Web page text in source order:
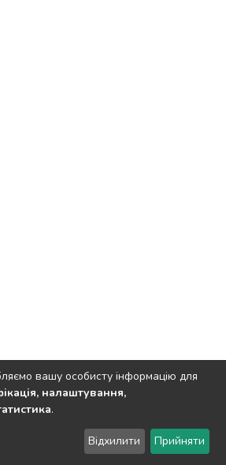
copyright © 2002-2026 LYRASIS
Cookie settings
вашу особисту інформацію для
налаштування,
.
Відхилити Прийняти